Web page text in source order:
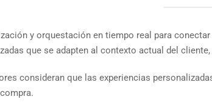
y orquestación en tiempo real para
que se adapten al contexto actual del
consideran que las experiencias